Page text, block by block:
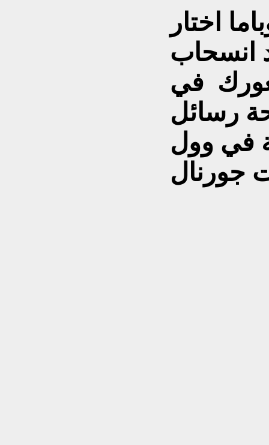
اختار
انسحاب
في
رسائل
في وول